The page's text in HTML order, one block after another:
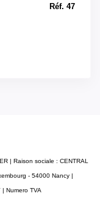
Réf. 47
| Raison sociale : CENTRAL
- 54000 Nancy |
Numero TVA